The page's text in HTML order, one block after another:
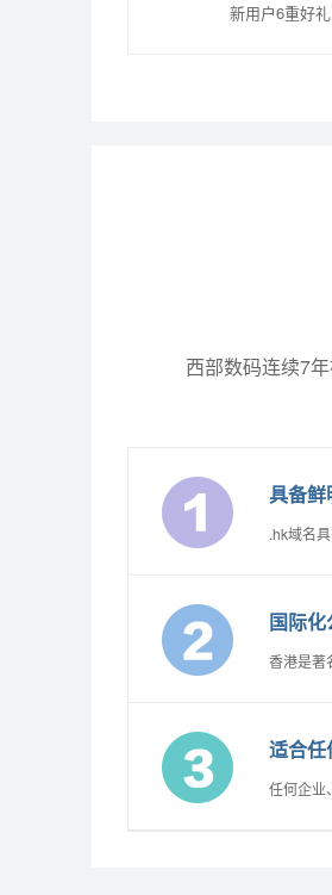
新用户6重好礼
西部数码连续7
具备鲜
.hk域名
国际
香港是著
适合任
任何企业